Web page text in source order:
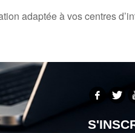
adaptée à vos centres